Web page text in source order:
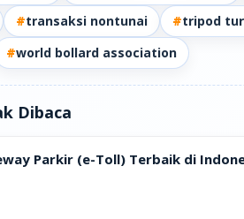
#transaksi nontunai #tripod
#world bollard association
Dibaca
Parkir (e-Toll) Terbaik di